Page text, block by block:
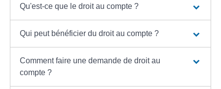
Qu'est-ce que le droit au compte ?
Qui peut bénéficier du droit au compte ?
Comment faire une demande de droit au
compte ?